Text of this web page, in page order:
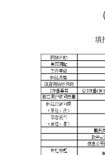
填